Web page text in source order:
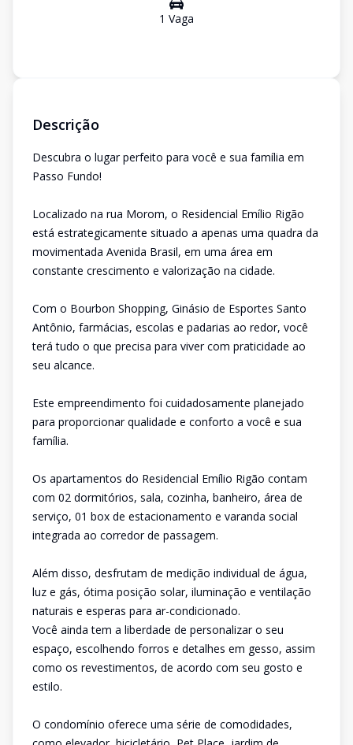
1 Vaga
Descrição
Descubra o lugar perfeito para você e sua família em
Passo Fundo!
Localizado na rua Morom, o Residencial Emílio Rigão
está estrategicamente situado a apenas uma quadra da
movimentada Avenida Brasil, em uma área em
constante crescimento e valorização na cidade.
Com o Bourbon Shopping, Ginásio de Esportes Santo
Antônio, farmácias, escolas e padarias ao redor, você
terá tudo o que precisa para viver com praticidade ao
seu alcance.
Este empreendimento foi cuidadosamente planejado
para proporcionar qualidade e conforto a você e sua
família.
Os apartamentos do Residencial Emílio Rigão contam
com 02 dormitórios, sala, cozinha, banheiro, área de
serviço, 01 box de estacionamento e varanda social
integrada ao corredor de passagem.
Além disso, desfrutam de medição individual de água,
luz e gás, ótima posição solar, iluminação e ventilação
naturais e esperas para ar-condicionado.
Você ainda tem a liberdade de personalizar o seu
espaço, escolhendo forros e detalhes em gesso, assim
como os revestimentos, de acordo com seu gosto e
estilo.
O condomínio oferece uma série de comodidades,